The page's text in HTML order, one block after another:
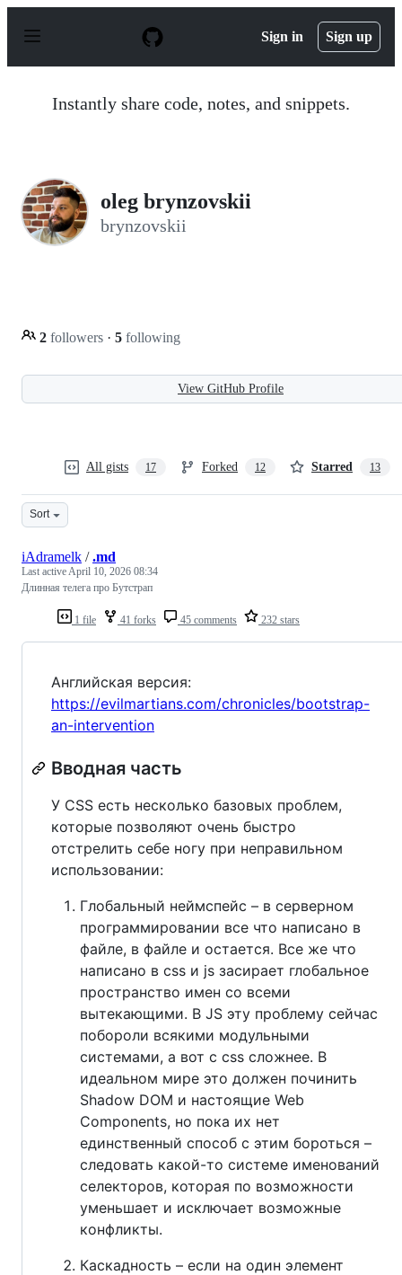
p
Sign in Sign up
Instantly share code, notes, and snippets.
oleg brynzovskii
brynzovskii
2 followers · 5 following
View GitHub Profile
All gists 17 Forked 12 Starred 13
Sort
1 file 41 forks 45 comments 232 stars
iAdramelk /.md
Last activeApril 10, 2026 08:34
Длинная телега про Бутстрап
Английская версия:
https://evilmartians.com/chronicles/bootstrap-
an-intervention
Вводная часть
У CSS есть несколько базовых проблем,
которые позволяют очень быстро
отстрелить себе ногу при неправильном
использовании:
Глобальный неймспейс – в серверном
программировании все что написано в
файле, в файле и остается. Все же что
написано в css и js засирает глобальное
пространство имен со всеми
вытекающими. В JS эту проблему сейчас
побороли всякими модульными
системами, а вот с css сложнее. В
идеальном мире это должен починить
Shadow DOM и настоящие Web
Components, но пока их нет
единственный способ с этим бороться –
следовать какой-то системе именований
селекторов, которая по возможности
уменьшает и исключает возможные
конфликты.
Каскадность – если на один элемент